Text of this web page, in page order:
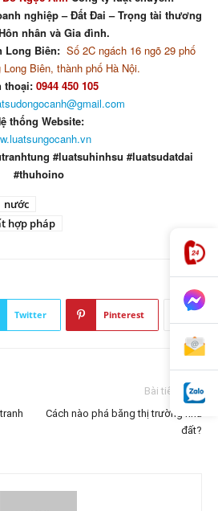
nghiệp – Đất Đai – Trọng tài thương
nhân và Gia đình.
Long Biên: Số 2C ngách 16 ngõ 29 phố
Biên, thành phố Hà Nội.
thoại: 0944 450 105
thống Website:
#luatsuhinhsu #luatsudatdai
#thuhoino
nước
hợp pháp
Twitter Pinterest
Bài tiếp theo
Cách nào phá băng thị trường nhà
đất?